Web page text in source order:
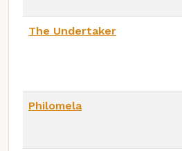
The Undertaker
Philomela